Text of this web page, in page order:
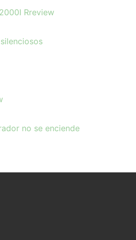
Rreview
no se enciende